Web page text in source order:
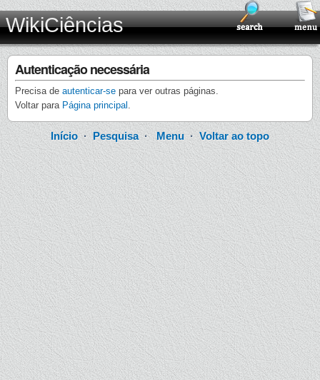
WikiCiências
Autenticação necessária
Precisa de autenticar-se para ver outras páginas.
Voltar para Página principal .
Início · Pesquisa·Menu ·Voltar ao topo